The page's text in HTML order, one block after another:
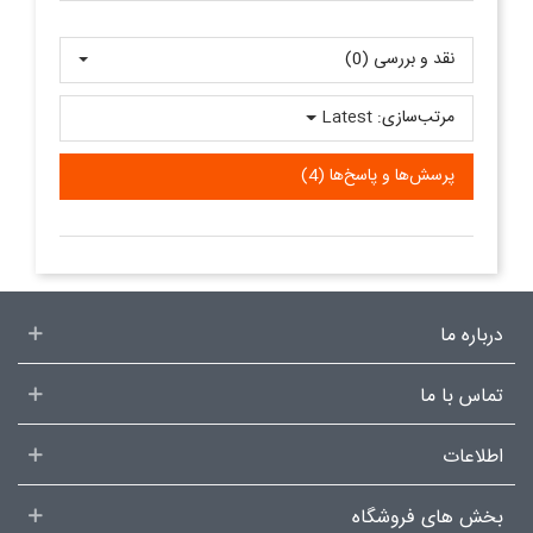
نقد و بررسی‌‌ (0)
پرسش‌ها و پاسخ‌ها (4)
مرتب‌سازی: Latest
درباره ما
تماس با ما
اطلاعات
بخش های فروشگاه